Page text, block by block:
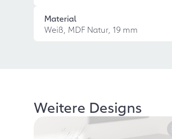
Material
Weiß, MDF Natur, 19 mm
Weitere Designs